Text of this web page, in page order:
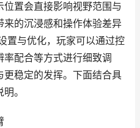
置会直接影响视野范围与
的沉浸感和操作体验差异
置与优化，玩家可以通过控
配合等方式进行细致调
稳定的发挥。下面结合具
。